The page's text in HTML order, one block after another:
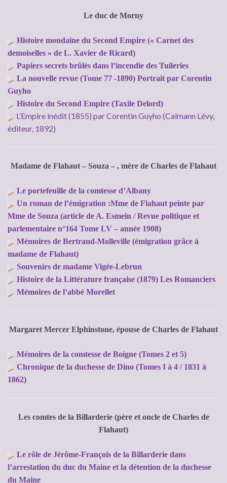
Le duc de Morny
Histoire mondaine du Second Empire (« Carnet des
demoiselles » de L. Xavier de Ricard)
Papiers secrets brûlés dans l’incendie des Tuileries
La nouvelle revue (Tome 77 -1890) Portrait par Corentin
Guyho
Histoire du Second Empire (Taxile Delord)
L’Empire inédit (1855) par Corentin Guyho (Calmann Lévy,
éditeur, 1892)
Madame de Flahaut – Souza – , mère de Charles de Flahaut
Le portefeuille de la comtesse d’Albany
Un roman de l’émigration :Mme de Flahaut peinte par
Mme de Souza (article de A. Esmein / Revue politique et
parlementaire n°164 Tome LV – année 1908)
Mémoires de Bertrand-Molleville (émigration grâce à
madame de Flahaut)
Souvenirs de madame Vigée-Lebrun
Histoire de la Littérature française (1879) Les Romanciers
Mémoires de l’abbé Morellet
Margaret Mercer Elphinstone, épouse de Charles de Flahaut
Mémoires de la comtesse de Boigne (Tomes 2 et 5)
Chronique de la duchesse de Dino (Tomes I à 4 / 1831 à
1862)
Les comtes de la Billarderie (père et oncle de Charles de
Flahaut)
Le rôle de Jérôme-François de la Billarderie dans
l’arrestation du duc du Maine et la détention de la duchesse
du Maine